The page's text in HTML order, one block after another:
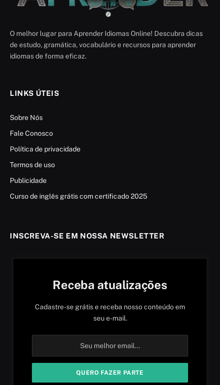
O melhor lugar para Aprender Idiomas Online! Descubra dicas
de estudo, gramática, vocabulário e recursos para aprender
idiomas de forma eficaz.
LINKS ÚTEIS
Sobre Nós
Fale Conosco
Política de privacidade
Termos de uso
Publicidade
Curso de inglês grátis com certificado 2025
INSCREVA-SE EM NOSSA NEWSLETTER
Receba atualizações
Cadastre-se grátis e receba nosso conteúdo em
seu e-mail.